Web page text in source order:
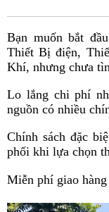
Bạn muốn bắt
Thiết Bị điện,
Khí, nhưng chưa
Lo lắng chi phí
nguồn có nhiều
Chính sách đặc
phối khi lựa chọn
Miễn phí giao